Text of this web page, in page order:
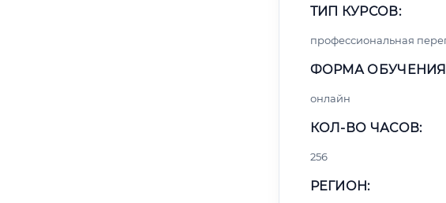
ТИП КУРСОВ:
профессиональная
ФОРМА
онлайн
КОЛ-ВО ЧАСОВ:
256
РЕГИОН: